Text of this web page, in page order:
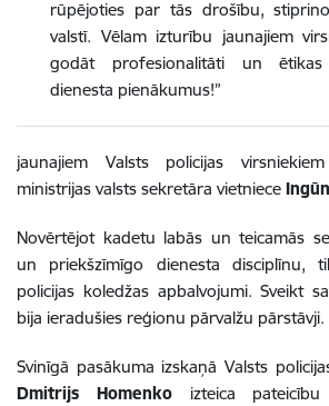
rūpējoties par tās drošību,
valstī. Vēlam izturību jaunajiem
godāt profesionalitāti un
dienesta pienākumus!”
jaunajiem Valsts policijas
ministrijas valsts sekretāra vietniece
Novērtējot kadetu labās un teicamās
un priekšzīmīgo dienesta disciplīnu,
policijas koledžas apbalvojumi. Sveikt
bija ieradušies reģionu pārvalžu pārstāvji.
Svinīgā pasākuma izskaņā Valsts
Dmitrijs Homenko izteica